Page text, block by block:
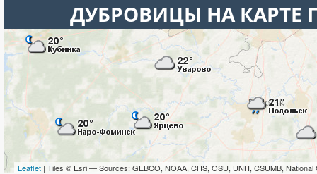
ДУБРОВИЦЫ НА КАРТЕ
Leaflet | Tiles © Esri — Sources: GEBCO, NOAA, CHS, OSU, UNH, CSUMB, National